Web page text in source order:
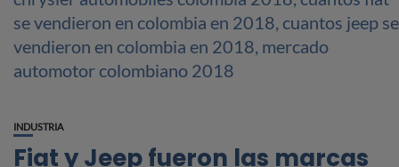
INDUSTRIA
Fiat y Jeep fueron las marcas